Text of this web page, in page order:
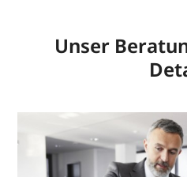
Unser